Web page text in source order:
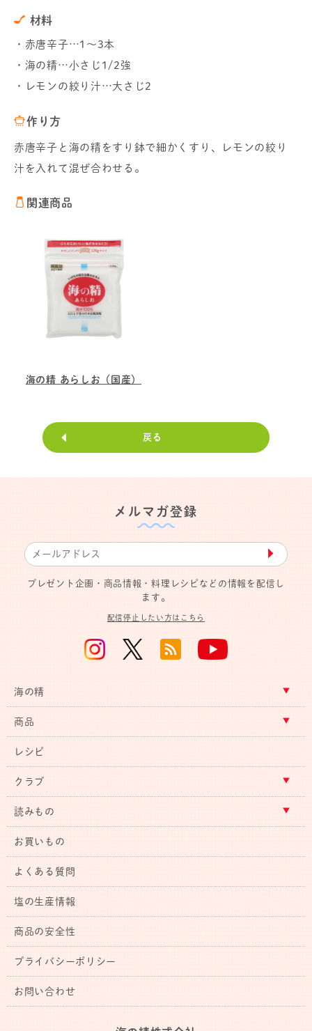
材料
・赤唐辛子…1～3本
・海の精…小さじ1/2強
・レモンの絞り汁…大さじ2
作り方
赤唐辛子と海の精をすり鉢で細かくすり、レモンの絞り
汁を入れて混ぜ合わせる。
関連商品
海の精 あらしお（国産）
戻る
メルマガ登録
▶︎
プレゼント企画・商品情報・料理レシピなどの情報を配信し
ます。
配信停止したい方はこちら
海の精
商品
レシピ
クラブ
読みもの
お買いもの
よくある質問
塩の生産情報
商品の安全性
プライバシーポリシー
お問い合わせ